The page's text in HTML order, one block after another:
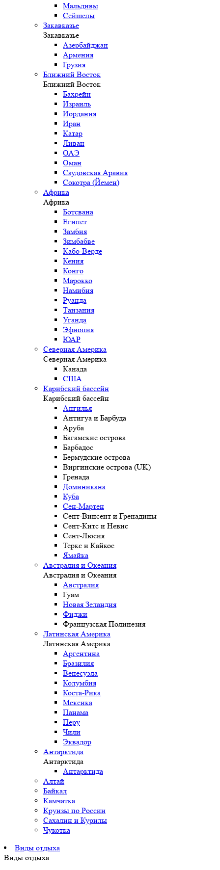
Мальдивы
Сейшелы
Закавказье
Закавказье
Азербайджан
Армения
Грузия
Ближний Восток
Ближний Восток
Бахрейн
Израиль
Иордания
Иран
Катар
Ливан
ОАЭ
Оман
Саудовская Аравия
Сокотра (Йемен)
Африка
Африка
Ботсвана
Египет
Замбия
Зимбабве
Кабо-Верде
Кения
Конго
Марокко
Намибия
Руанда
Танзания
Уганда
Эфиопия
ЮАР
Северная Америка
Северная Америка
Канада
США
Карибский бассейн
Карибский бассейн
Ангилья
Антигуа и Барбуда
Аруба
Багамские острова
Барбадос
Бермудские острова
Виргинские острова (UK)
Гренада
Доминикана
Куба
Сен-Мартен
Сент-Винсент и Гренадины
Сент-Китс и Невис
Сент-Люсия
Теркс и Кайкос
Ямайка
Австралия и Океания
Австралия и Океания
Австралия
Гуам
Новая Зеландия
Фиджи
Французская Полинезия
Латинская Америка
Латинская Америка
Аргентина
Бразилия
Венесуэла
Колумбия
Коста-Рика
Мексика
Панама
Перу
Чили
Эквадор
Антарктида
Антарктида
Антарктида
Алтай
Байкал
Камчатка
Круизы по России
Сахалин и Курилы
Чукотка
Виды отдыха
Виды отдыха